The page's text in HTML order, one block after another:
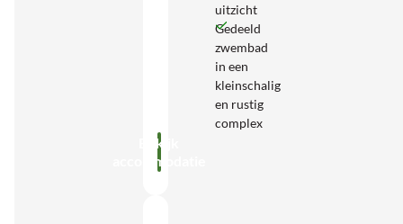
uitzicht
Gedeeld
zwembad
in een
kleinschalig
en rustig
complex
Bekijk
accommodatie